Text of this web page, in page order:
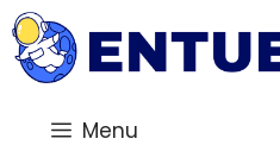
Saltar
al
contenido
Menu